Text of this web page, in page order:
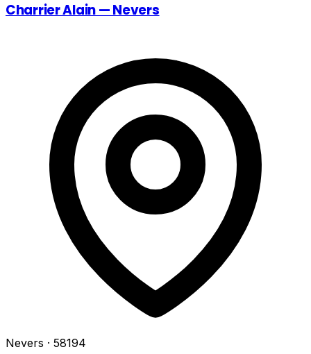
Charrier Alain — Nevers
Nevers · 58194